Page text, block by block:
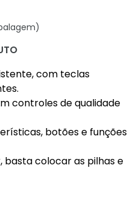
com teclas
controles de qualidade
botões e funções
colocar as pilhas e